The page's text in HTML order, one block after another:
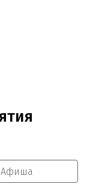
Афиша